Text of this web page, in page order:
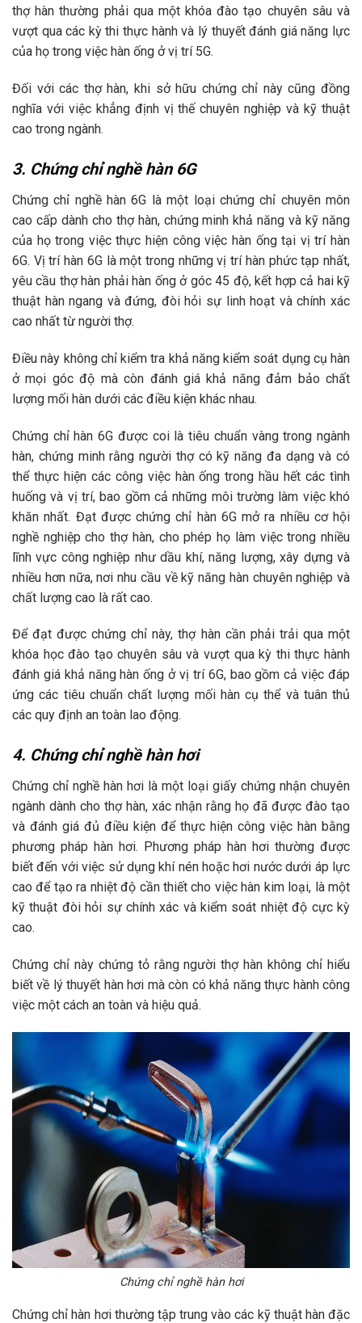
thợ hàn thường phải qua một khóa đào tạo chuyên sâu và
vượt qua các kỳ thi thực hành và lý thuyết đánh giá năng lực
của họ trong việc hàn ống ở vị trí 5G.
Đối với các thợ hàn, khi sở hữu chứng chỉ này cũng đồng
nghĩa với việc khẳng định vị thế chuyên nghiệp và kỹ thuật
cao trong ngành.
3. Chứng chỉ nghề hàn 6G
Chứng chỉ nghề hàn 6G là một loại chứng chỉ chuyên môn
cao cấp dành cho thợ hàn, chứng minh khả năng và kỹ năng
của họ trong việc thực hiện công việc hàn ống tại vị trí hàn
6G. Vị trí hàn 6G là một trong những vị trí hàn phức tạp nhất,
yêu cầu thợ hàn phải hàn ống ở góc 45 độ, kết hợp cả hai kỹ
thuật hàn ngang và đứng, đòi hỏi sự linh hoạt và chính xác
cao nhất từ người thợ.
Điều này không chỉ kiểm tra khả năng kiểm soát dụng cụ hàn
ở mọi góc độ mà còn đánh giá khả năng đảm bảo chất
lượng mối hàn dưới các điều kiện khác nhau.
Chứng chỉ hàn 6G được coi là tiêu chuẩn vàng trong ngành
hàn, chứng minh rằng người thợ có kỹ năng đa dạng và có
thể thực hiện các công việc hàn ống trong hầu hết các tình
huống và vị trí, bao gồm cả những môi trường làm việc khó
khăn nhất. Đạt được chứng chỉ hàn 6G mở ra nhiều cơ hội
nghề nghiệp cho thợ hàn, cho phép họ làm việc trong nhiều
lĩnh vực công nghiệp như dầu khí, năng lượng, xây dựng và
nhiều hơn nữa, nơi nhu cầu về kỹ năng hàn chuyên nghiệp và
chất lượng cao là rất cao.
Để đạt được chứng chỉ này, thợ hàn cần phải trải qua một
khóa học đào tạo chuyên sâu và vượt qua kỳ thi thực hành
đánh giá khả năng hàn ống ở vị trí 6G, bao gồm cả việc đáp
ứng các tiêu chuẩn chất lượng mối hàn cụ thể và tuân thủ
các quy định an toàn lao động.
4. Chứng chỉ nghề hàn hơi
Chứng chỉ nghề hàn hơi là một loại giấy chứng nhận chuyên
ngành dành cho thợ hàn, xác nhận rằng họ đã được đào tạo
và đánh giá đủ điều kiện để thực hiện công việc hàn bằng
phương pháp hàn hơi. Phương pháp hàn hơi thường được
biết đến với việc sử dụng khí nén hoặc hơi nước dưới áp lực
cao để tạo ra nhiệt độ cần thiết cho việc hàn kim loại, là một
kỹ thuật đòi hỏi sự chính xác và kiểm soát nhiệt độ cực kỳ
cao.
Chứng chỉ này chứng tỏ rằng người thợ hàn không chỉ hiểu
biết về lý thuyết hàn hơi mà còn có khả năng thực hành công
việc một cách an toàn và hiệu quả.
Chứng chỉ nghề hàn hơi
Chứng chỉ hàn hơi thường tập trung vào các kỹ thuật hàn đặc